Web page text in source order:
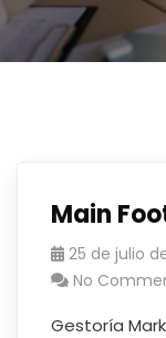
Main
25 de julio
No
Gestoría